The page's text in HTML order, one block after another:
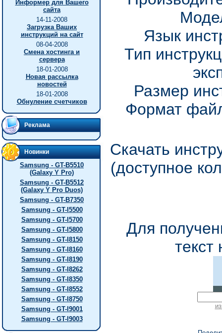
Информер для Вашего
сайта
14-11-2008
Загрузка Ваших
инструкций на сайт
08-04-2008
Смена хостинга и
сервера
18-01-2008
Новая рассылка
новостей
18-01-2008
Обнуление счетчиков
Реклама
Новинки
Samsung - GT-B5510
(Galaxy Y Pro)
Samsung - GT-B5512
(Galaxy Y Pro Duos)
Samsung - GT-B7350
Samsung - GT-I5500
Samsung - GT-I5700
Samsung - GT-I5800
Samsung - GT-I8150
Samsung - GT-I8160
Samsung - GT-I8190
Samsung - GT-I8262
Samsung - GT-I8350
Samsung - GT-I8552
Samsung - GT-I8750
Samsung - GT-I9001
Samsung - GT-I9003
Язык
Тип
Размер
Формат
Скачать
(доступное
Для
текст